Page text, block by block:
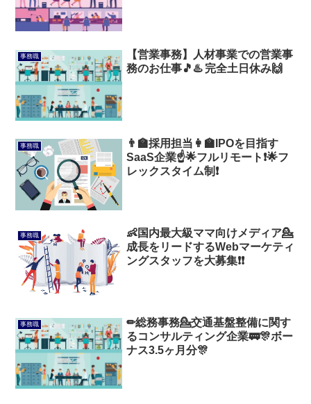
事務職
【営業事務】人材事業での営業事
務のお仕事🎵♨️ 完全土日休み🙌
事務職
👨‍🏫採用担当👩‍🏫IPOを目指す
SaaS企業☝️🌟フルリモート❗🌟フ
レックスタイム制❗
事務職
👶国内最大級ママ向けメディア💁
成長をリードするWebマーケティ
ングスタッフを大募集❗❗
事務職
✏総務事務💁交通基盤整備に関す
るコンサルティング企業🚃🎊ボー
ナス3.5ヶ月分🎊